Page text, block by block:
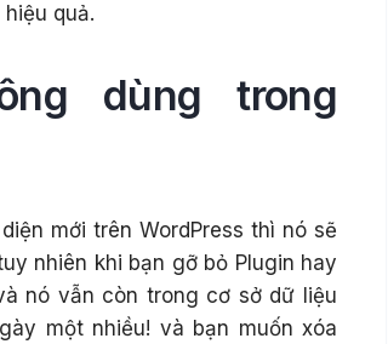
quả.
dùng trong
mới trên WordPress thì nó sẽ
nhiên khi bạn gỡ bỏ Plugin hay
nó vẫn còn trong cơ sở dữ liệu
một nhiều! và bạn muốn xóa